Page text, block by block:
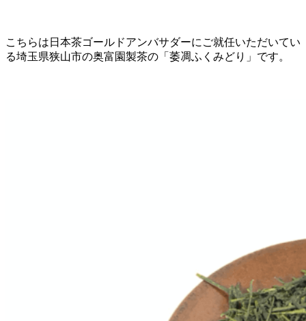
こちらは日本茶ゴールドアンバサダーにご就任いただいてい
る埼玉県狭山市の奥富園製茶の「萎凋ふくみどり」です。